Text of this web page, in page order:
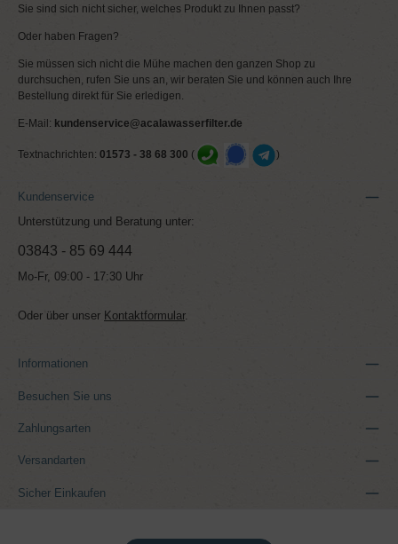
Sie sind sich nicht sicher, welches Produkt zu Ihnen passt?
Oder haben Fragen?
Sie müssen sich nicht die Mühe machen den ganzen Shop zu
durchsuchen, rufen Sie uns an, wir beraten Sie und können auch Ihre
Bestellung direkt für Sie erledigen.
E-Mail: kundenservice@acalawasserfilter.de
Textnachrichten: 01573 - 38 68 300 ( )
Informationen
Kundenservice
Unterstützung und Beratung unter:
03843 - 85 69 444
Mo-Fr, 09:00 - 17:30 Uhr
Oder über unser Kontaktformular.
Besuchen Sie uns
Zahlungsarten
Versandarten
Sicher Einkaufen